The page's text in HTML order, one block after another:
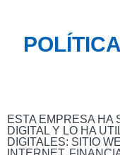
ESTA EMPRESA HA
DIGITAL Y LO HA
DIGITALES: SITIO